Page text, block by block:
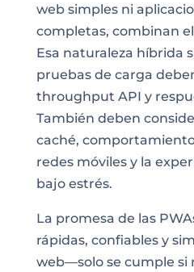
web simples ni
completas, combinan
Esa naturaleza híbrida
pruebas de carga
throughput API y
También deben
caché,
redes móviles y la
bajo estrés.
La promesa de las
rápidas, confiables y
web—solo se cumple si